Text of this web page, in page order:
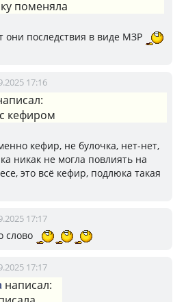
поменяла
они последствия в виде МЗР
17:16
кефиром
кефир, не булочка, нет-нет,
никак не могла повлиять на
это всё кефир, подлюка такая
17:17
слово
17:17
написал: